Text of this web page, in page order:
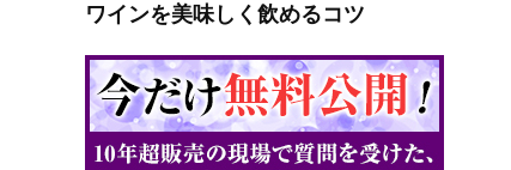
ワインを美味しく飲めるコツ